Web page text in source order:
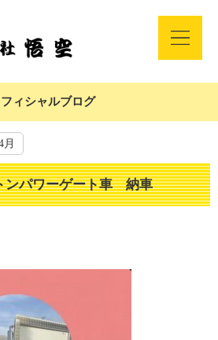
ィシャルブログ
月
パワーゲート車 納車